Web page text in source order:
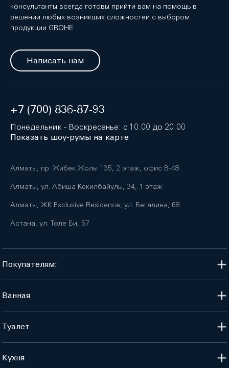
консультанты всегда готовы прийти вам на помощь в
решении любых возникших сложностей с выбором
продукции GROHE
Написать нам
+7 (700) 836-87-93
Понедельник - Воскресенье: с 10:00 до 20:00
Показать шоу-румы на карте
Алматы, пр. Жибек Жолы 135, 2 этаж, офис B-48
Алматы, ул. Абиша Кекилбайулы, 34, 1 этаж
Алматы, ЖК Exclusive Residence, ул. Бегалина, 68
Астана, ул. Толе Би, 57
Покупателям:
Ванная
Туалет
Кухня